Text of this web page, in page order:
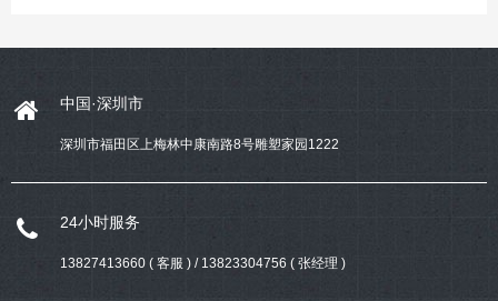
中国·深圳市
深圳市福田区上梅林中康南路8号雕塑家园1222
24小时服务
13827413660 ( 客服 ) / 13823304756 ( 张经理 )